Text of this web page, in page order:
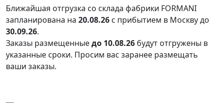
Ближайшая отгрузка со склада фабрики FORMANI
запланирована на 20.08.26 с прибытием в Москву до
30.09.26.
Заказы размещенныедо 10.08.26 будут отгружены в
указанные сроки. Просим вас заранее размещать
ваши заказы.